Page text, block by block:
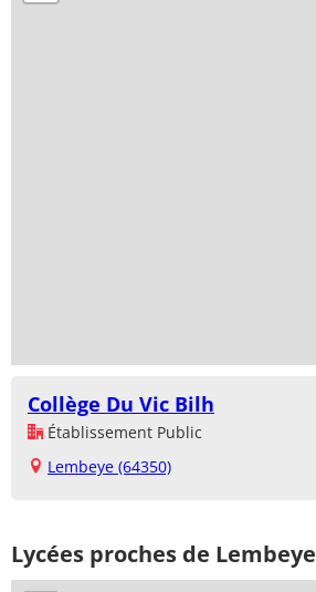
Collège Du Vic Bilh
Établissement Public
Lembeye (64350)
Lycées proches de Lembeye